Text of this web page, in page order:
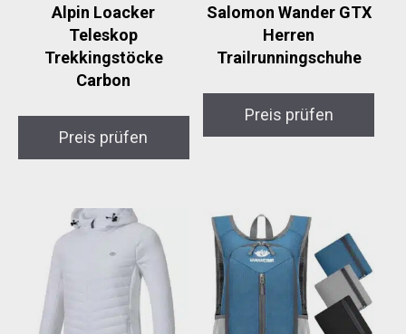
Alpin Loacker
Teleskop
Trekkingstöcke
Carbon
Preis prüfen
Salomon Wander GTX
Herren
Trailrunningschuhe
Preis prüfen